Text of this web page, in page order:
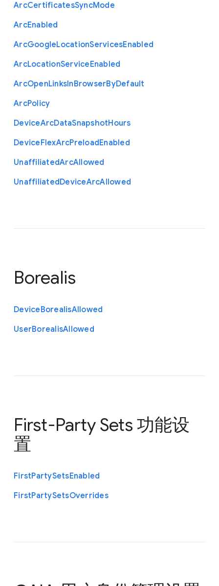
ArcCertificatesSyncMode
ArcEnabled
ArcGoogleLocationServicesEnabled
ArcLocationServiceEnabled
ArcOpenLinksInBrowserByDefault
ArcPolicy
DeviceArcDataSnapshotHours
DeviceFlexArcPreloadEnabled
UnaffiliatedArcAllowed
UnaffiliatedDeviceArcAllowed
Borealis
DeviceBorealisAllowed
UserBorealisAllowed
First-Party Sets 功能设
置
FirstPartySetsEnabled
FirstPartySetsOverrides